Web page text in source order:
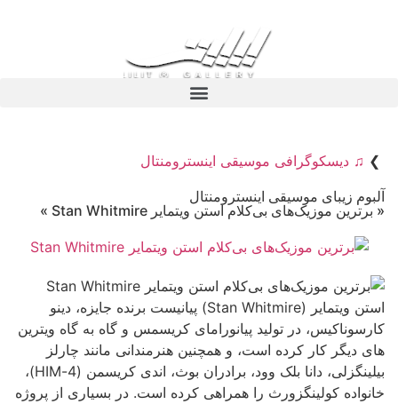
❯ ♫ دیسکوگرافی موسیقی اینسترومنتال
آلبوم زیبای موسیقی اینسترومنتال
« برترین موزیک‌های بی‌کلام استن ویتمایر Stan Whitmire »
استن ویتمایر (Stan Whitmire) پیانیست برنده جایزه، دینو
کارسوناکیس، در تولید پیانورامای کریسمس و گاه به گاه ویترین
های دیگر کار کرده است، و همچنین هنرمندانی مانند چارلز
بیلینگزلی، دانا بلک وود، برادران بوث، اندی کریسمن (4-HIM)،
خانواده کولینگزورث را همراهی کرده است. در بسیاری از پروژه